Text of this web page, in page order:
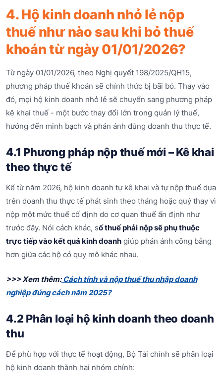
4. Hộ kinh doanh nhỏ lẻ nộp
thuế như nào sau khi bỏ thuế
khoán từ ngày 01/01/2026?
Từ ngày 01/01/2026, theo Nghị quyết 198/2025/QH15,
phương pháp thuế khoán sẽ chính thức bị bãi bỏ. Thay vào
đó, mọi hộ kinh doanh nhỏ lẻ sẽ chuyển sang phương pháp
kê khai thuế - một bước thay đổi lớn trong quản lý thuế,
hướng đến minh bạch và phản ánh đúng doanh thu thực tế.
4.1 Phương pháp nộp thuế mới – Kê khai
theo thực tế
Kể từ năm 2026, hộ kinh doanh tự kê khai và tự nộp thuế dựa
trên doanh thu thực tế phát sinh theo tháng hoặc quý thay vì
nộp một mức thuế cố định do cơ quan thuế ấn định như
trước đây. Nói cách khác, số thuế phải nộp sẽ phụ thuộc
trực tiếp vào kết quả kinh doanh giúp phản ánh công bằng
hơn giữa các hộ có quy mô khác nhau.
>>> Xem thêm:Cách tính và nộp thuế thu nhập doanh
nghiệp đúng cách năm 2025?
4.2 Phân loại hộ kinh doanh theo doanh
thu
Để phù hợp với thực tế hoạt động, Bộ Tài chính sẽ phân loại
hộ kinh doanh thành hai nhóm chính: